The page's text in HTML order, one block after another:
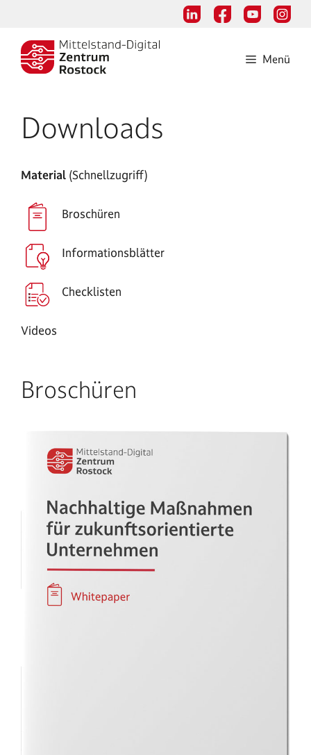
springen
Menü
Downloads
Material (Schnellzugriff)
Broschüren
Informationsblätter
Checklisten
Videos
Broschüren